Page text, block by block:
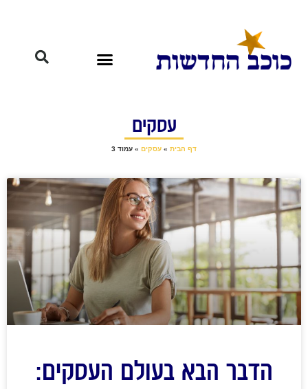
עסקים
דף הבית » עסקים » עמוד 3
הדבר הבא בעולם העסקים: